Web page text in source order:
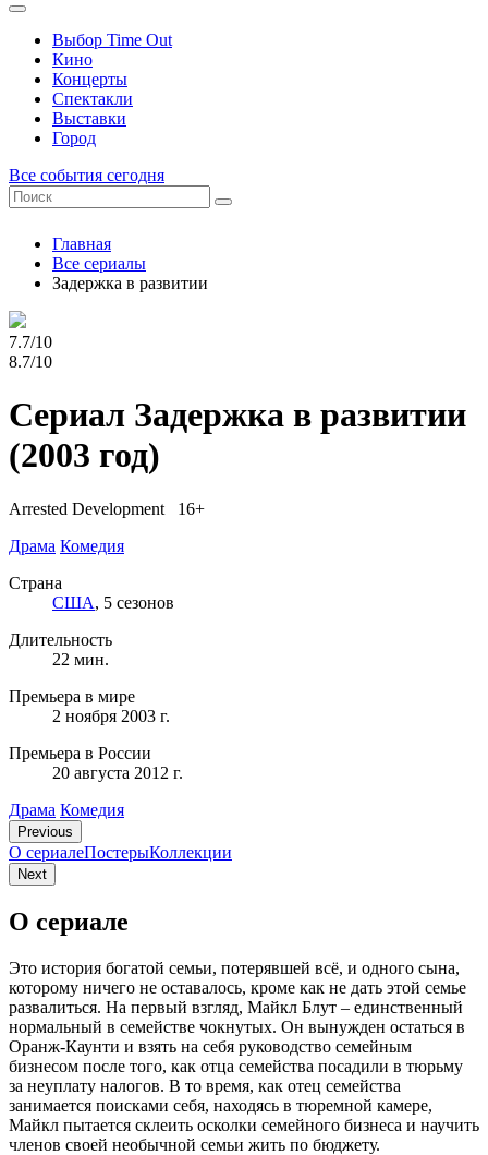
Выбор Time Out
Кино
Концерты
Спектакли
Выставки
Город
Все события сегодня
Главная
Все сериалы
Задержка в развитии
7.7/10
8.7/10
Сериал Задержка в развитии
(2003 год)
Arrested Development 16+
Драма Комедия
Страна
США, 5 сезонов
Длительность
22 мин.
Премьера в мире
2 ноября 2003 г.
Премьера в России
20 августа 2012 г.
Драма Комедия
Previous
О сериалеПостерыКоллекции
Next
О сериале
Это история богатой семьи, потерявшей всё, и одного сына,
которому ничего не оставалось, кроме как не дать этой семье
развалиться. На первый взгляд, Майкл Блут – единственный
нормальный в семействе чокнутых. Он вынужден остаться в
Оранж-Каунти и взять на себя руководство семейным
бизнесом после того, как отца семейства посадили в тюрьму
за неуплату налогов. В то время, как отец семейства
занимается поисками себя, находясь в тюремной камере,
Майкл пытается склеить осколки семейного бизнеса и научить
членов своей необычной семьи жить по бюджету.